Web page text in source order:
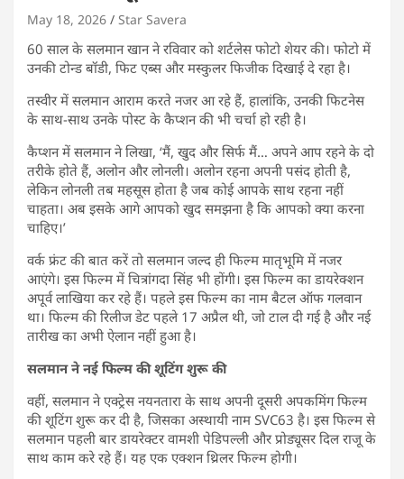
May 18, 2026 Star Savera
60 साल के सलमान खान ने रविवार को शर्टलेस फोटो शेयर की। फोटो में
उनकी टोन्ड बॉडी, फिट एब्स और मस्कुलर फिजीक दिखाई दे रहा है।
तस्वीर में सलमान आराम करते नजर आ रहे हैं, हालांकि, उनकी फिटनेस
के साथ-साथ उनके पोस्ट के कैप्शन की भी चर्चा हो रही है।
कैप्शन में सलमान ने लिखा, ‘मैं, खुद और सिर्फ मैं… अपने आप रहने के दो
तरीके होते हैं, अलोन और लोनली। अलोन रहना अपनी पसंद होती है,
लेकिन लोनली तब महसूस होता है जब कोई आपके साथ रहना नहीं
चाहता। अब इसके आगे आपको खुद समझना है कि आपको क्या करना
चाहिए।’
वर्क फ्रंट की बात करें तो सलमान जल्द ही फिल्म मातृभूमि में नजर
आएंगे। इस फिल्म में चित्रांगदा सिंह भी होंगी। इस फिल्म का डायरेक्शन
अपूर्व लाखिया कर रहे हैं। पहले इस फिल्म का नाम बैटल ऑफ गलवान
था। फिल्म की रिलीज डेट पहले 17 अप्रैल थी, जो टाल दी गई है और नई
तारीख का अभी ऐलान नहीं हुआ है।
सलमान ने नई फिल्म की शूटिंग शुरू की
वहीं, सलमान ने एक्ट्रेस नयनतारा के साथ अपनी दूसरी अपकमिंग फिल्म
की शूटिंग शुरू कर दी है, जिसका अस्थायी नाम SVC63 है। इस फिल्म से
सलमान पहली बार डायरेक्टर वामशी पेडिपल्ली और प्रोड्यूसर दिल राजू के
साथ काम करे रहे हैं। यह एक एक्शन थ्रिलर फिल्म होगी।